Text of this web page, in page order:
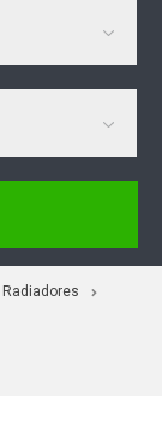
Radiadores